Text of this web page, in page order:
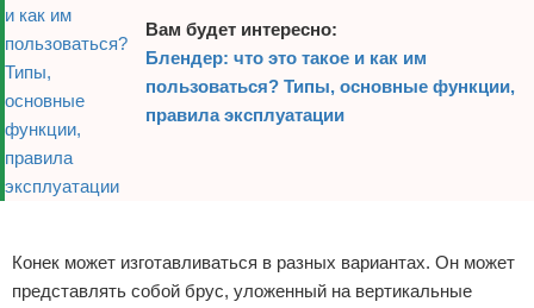
Вам будет интересно:
Блендер: что это такое и как им
пользоваться? Типы, основные функции,
правила эксплуатации
Конек может изготавливаться в разных вариантах. Он может
представлять собой брус, уложенный на вертикальные